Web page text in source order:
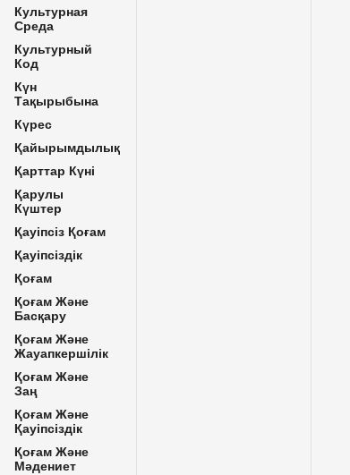
Культурная
Среда
Культурный
Код
Күн
Тақырыбына
Күрес
Қайырымдылық
Қарттар Күні
Қарулы
Күштер
Қауіпсіз Қоғам
Қауіпсіздік
Қоғам
Қоғам Және
Басқару
Қоғам Және
Жауапкершілік
Қоғам Және
Заң
Қоғам Және
Қауіпсіздік
Қоғам Және
Мәдениет